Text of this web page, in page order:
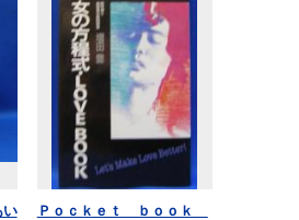
い
Ｐｏｃｋｅｔ ｂｏｏｋ